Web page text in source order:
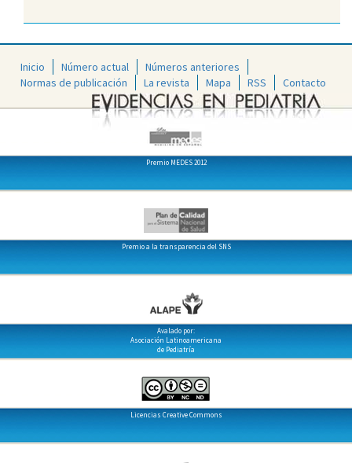
Inicio Número actual
Números anteriores
Normas de publicación
La revista Mapa RSS Contacto
Premio MEDES 2012
Premio a la transparencia del SNS
Avalado por:
Asociación Latinoamericana
de Pediatría
Licencias Creative Commons